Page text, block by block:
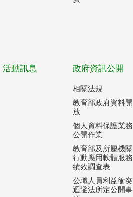
活動訊息 政府資訊公開
相關法規
教育部政府資料開
放
個人資料保護業務
公開作業
教育部及所屬機關
行動應用軟體服務
績效調查表
公職人員利益衝突
迴避法所定公開事